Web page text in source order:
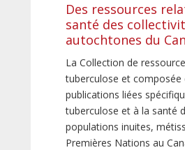
Des ressources
santé des
autochtones du
La Collection de
tuberculose et composée
publications liées
tuberculose et à la santé
populations inuites,
Premières Nations au